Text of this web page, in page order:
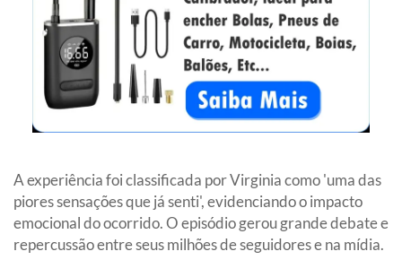
A experiência foi classificada por Virginia como 'uma das
piores sensações que já senti', evidenciando o impacto
emocional do ocorrido. O episódio gerou grande debate e
repercussão entre seus milhões de seguidores e na mídia.